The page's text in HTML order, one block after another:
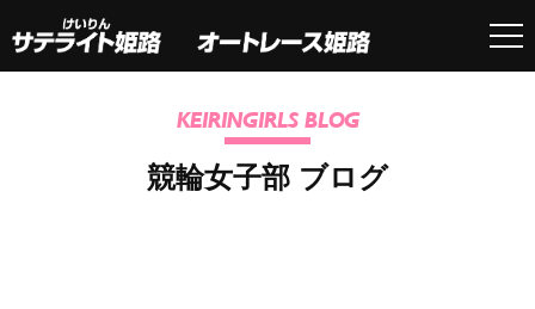
KEIRINGIRLS BLOG
競輪女子部 ブログ